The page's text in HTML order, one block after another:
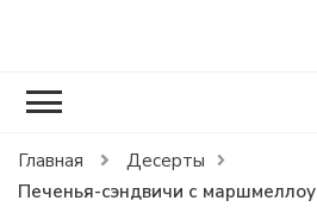
Главная
Десерты
Печенья-сэндвичи с маршмеллоу